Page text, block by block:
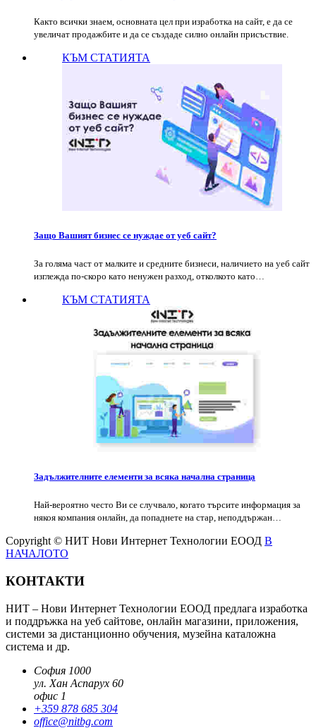
Както всички знаем, основната цел при изработка на сайт, е да се
увеличат продажбите и да се създаде силно онлайн присъствие.
КЪМ СТАТИЯТА
Защо Вашият бизнес се нуждае от уеб сайт?
За голяма част от малките и средните бизнеси, наличието на уеб сайт
изглежда по-скоро като ненужен разход, отколкото като…
КЪМ СТАТИЯТА
Задължителните елементи за всяка начална страница
Най-вероятно често Ви се случвало, когато търсите информация за
някоя компания онлайн, да попаднете на стар, неподдържан…
Copyright © НИТ Нови Интернет Технологии ЕООД В
НАЧАЛОТО
КОНТАКТИ
НИТ – Нови Интернет Технологии ЕООД предлага изработка
и поддръжка на уеб сайтове, онлайн магазини, приложения,
системи за дистанционно обучения, музейна каталожна
система и др.
София 1000
ул. Хан Аспарух 60
офис 1
+359 878 685 304
office@nitbg.com